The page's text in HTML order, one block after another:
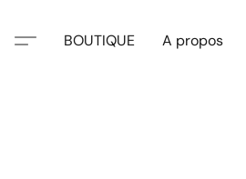
BOUTIQUE A propos